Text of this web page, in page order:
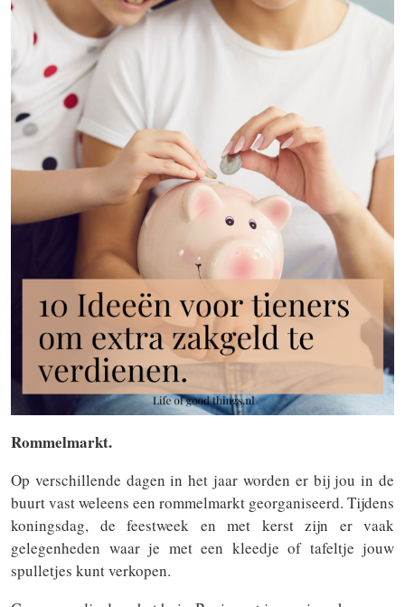
Rommelmarkt.
Op verschillende dagen in het jaar worden er bij jou in de
buurt vast weleens een rommelmarkt georganiseerd. Tijdens
koningsdag, de feestweek en met kerst zijn er vaak
gelegenheden waar je met een kleedje of tafeltje jouw
spulletjes kunt verkopen.